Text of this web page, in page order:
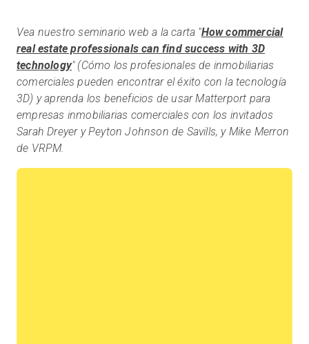
Vea nuestro seminario web a la carta "How commercial
real estate professionals can find success with 3D
technology" (Cómo los profesionales de inmobiliarias
comerciales pueden encontrar el éxito con la tecnología
3D) y aprenda los beneficios de usar Matterport para
empresas inmobiliarias comerciales con los invitados
Sarah Dreyer y Peyton Johnson de Savills, y Mike Merron
de VRPM.